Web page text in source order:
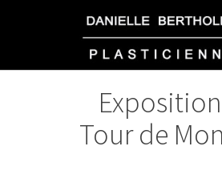
Tour de